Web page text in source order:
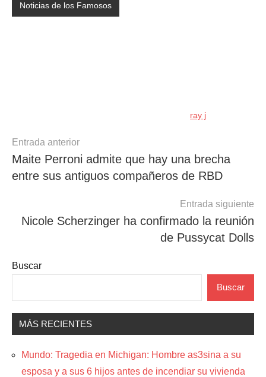
Noticias de los Famosos
ray j
Navegación
de
entradas
Entrada anterior
Maite Perroni admite que hay una brecha
entre sus antiguos compañeros de RBD
Entrada siguiente
Nicole Scherzinger ha confirmado la reunión
de Pussycat Dolls
Buscar
Buscar
MÁS RECIENTES
Mundo: Tragedia en Michigan: Hombre as3sina a su
esposa y a sus 6 hijos antes de incendiar su vivienda